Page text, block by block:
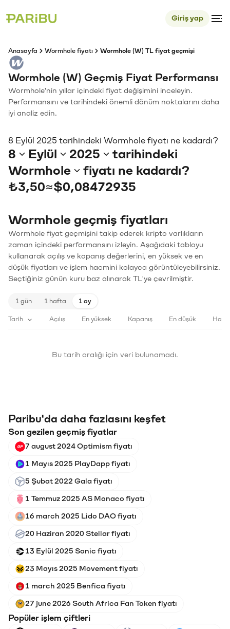
Giriş yap
Anasayfa Wormhole fiyatı Wormhole (W) TL fiyat geçmişi
Wormhole (W) Geçmiş Fiyat Performansı
Wormhole'nin yıllar içindeki fiyat değişimini inceleyin.
Performansını ve tarihindeki önemli dönüm noktalarını daha
iyi analiz edin.
8 Eylül 2025 tarihindeki Wormhole fiyatı ne kadardı?
8 Eylül 2025
tarihindeki
Wormhole
fiyatı ne kadardı?
₺3,50≈$0,08472935
Wormhole geçmiş fiyatları
Wormhole fiyat geçmişini takip ederek kripto varlıkların
zaman içindeki performansını izleyin. Aşağıdaki tabloyu
kullanarak açılış ve kapanış değerlerini, en yüksek ve en
düşük fiyatları ve işlem hacmini kolayca görüntüleyebilirsiniz.
Seçtiğiniz günün kuru baz alınarak TL'ye çevrilmiştir.
1 gün 1 hafta 1 ay
Tarih Açılış En yüksek Kapanış En düşük
Bu tarih aralığı için veri bulunamadı.
Paribu'da daha fazlasını keşfet
Son gezilen geçmiş fiyatlar
7 august 2024 Optimism fiyatı
1 Mayıs 2025 PlayDapp fiyatı
5 Şubat 2022 Gala fiyatı
1 Temmuz 2025 AS Monaco fiyatı
16 march 2025 Lido DAO fiyatı
20 Haziran 2020 Stellar fiyatı
13 Eylül 2025 Sonic fiyatı
23 Mayıs 2025 Movement fiyatı
1 march 2025 Benfica fiyatı
27 june 2026 South Africa Fan Token fiyatı
Popüler işlem çiftleri